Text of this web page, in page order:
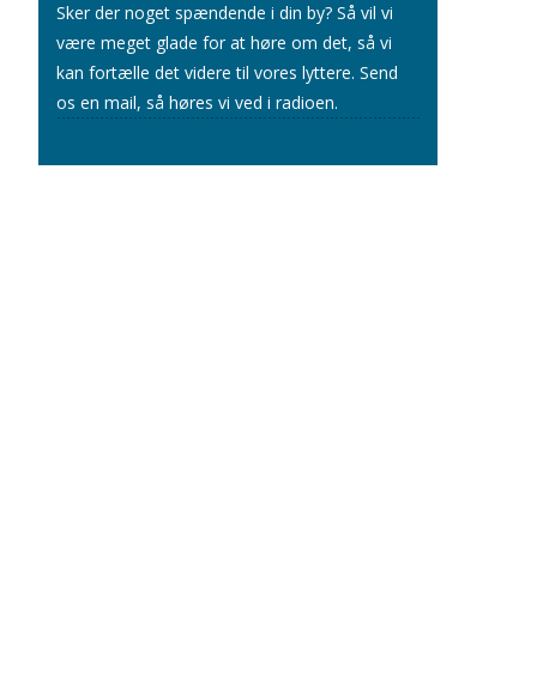
Sker der noget spændende i din by? Så vil vi
være meget glade for at høre om det, så vi
kan fortælle det videre til vores lyttere. Send
os en mail, så høres vi ved i radioen.